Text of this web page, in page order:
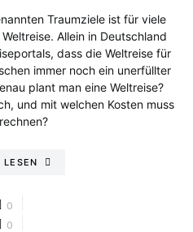
Traumziele ist für viele
Allein in Deutschland
dass die Weltreise für
immer noch ein unerfüllter
plant man eine Weltreise?
und mit welchen Kosten muss
LESEN
0
0